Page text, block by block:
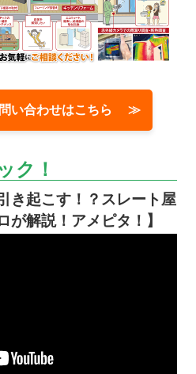
問い合わせはこちら ≫
ク！
き起こす！？スレート屋
が解説！アメピタ！】